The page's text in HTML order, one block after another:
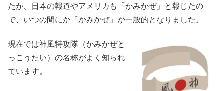
たが、日本の報道やアメリカも「かみかぜ」と報じたの
で、いつの間にか「かみかぜ」が一般的となりました。
現在では神風特攻隊（かみかぜと
っこうたい）の名称がよく知られ
ています。